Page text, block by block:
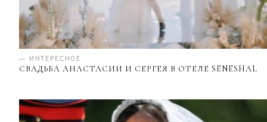
— ИНТЕРЕСНОЕ
СВАДЬБА АНАСТАСИИ И СЕРГЕЯ В ОТЕЛЕ SENESHAL